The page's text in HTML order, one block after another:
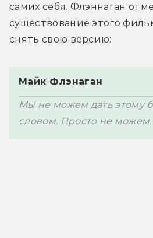
самих себя. Флэннаган
существование этого
Майк Флэнаган
Мы не можем дать этому
словом. Просто не можем.